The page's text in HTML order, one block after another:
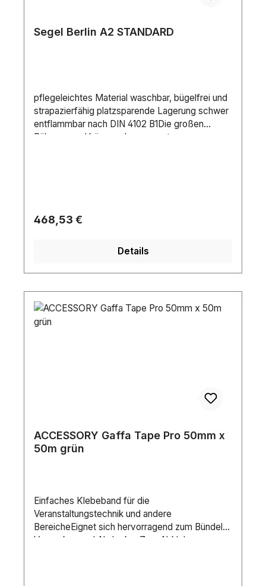
Segel Berlin A2 STANDARD
pflegeleichtes Material waschbar, bügelfrei und
strapazierfähig platzsparende Lagerung schwer
entflammbar nach DIN 4102 B1Die großen
Bühnensegel können den gesamten
Regulärer Preis:
468,53 €
Details
ACCESSORY Gaffa Tape Pro 50mm x
50m grün
Einfaches Klebeband für die
Veranstaltungstechnik und andere
BereicheEignet sich hervorragend zum Bündeln,
Verpacken und AbdeckenZum Abkleben von